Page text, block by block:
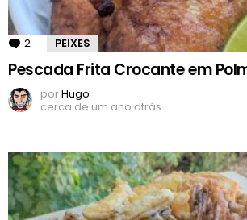
2 Comentários
PEIXES
Pescada Frita Crocante em
porHugo
cerca de um ano atrás